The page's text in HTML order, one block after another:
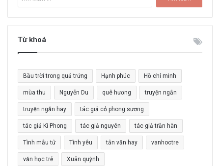
m
k
h
o
:
Từ khoá
Bầu trời trong quả trứng Hạnh phúc Hồ chí minh
mùa thu Nguyễn Du quê hương truyện ngắn
truyện ngắn hay tác giả cỏ phong sương
tác giả Kì Phong tác giả nguyên tác giả trần hàn
Tình mẫu tử Tình yêu tản văn hay vanhoctre
văn học trẻ Xuân quỳnh